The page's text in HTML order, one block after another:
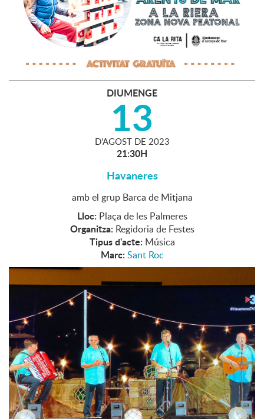
DIUMENGE
13
D'AGOST DE 2023
21:30H
Havaneres
amb el grup Barca de Mitjana
Lloc: Plaça de les Palmeres
Organitza: Regidoria de Festes
Tipus d'acte: Música
Marc: Sant Roc